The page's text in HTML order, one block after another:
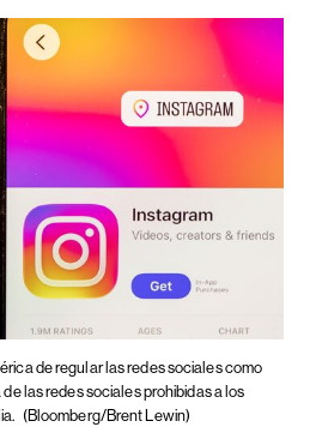
de regular las redes sociales como
de las redes sociales prohibidas a los
(Bloomberg/Brent Lewin)